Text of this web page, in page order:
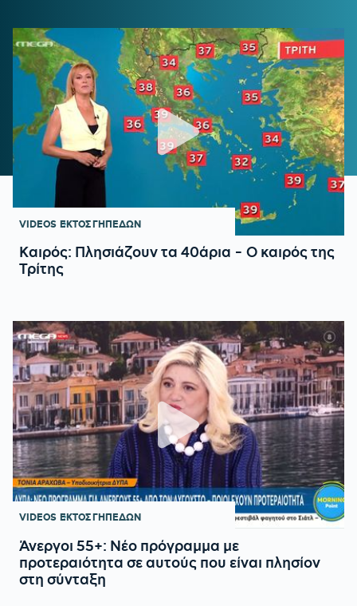
VIDEOS ΕΚΤΟΣ ΓΗΠΕΔΩΝ
Καιρός: Πλησιάζουν τα 40άρια - Ο καιρός της
Τρίτης
VIDEOS ΕΚΤΟΣ ΓΗΠΕΔΩΝ
Άνεργοι 55+: Νέο πρόγραμμα με
προτεραιότητα σε αυτούς που είναι πλησίον
στη σύνταξη